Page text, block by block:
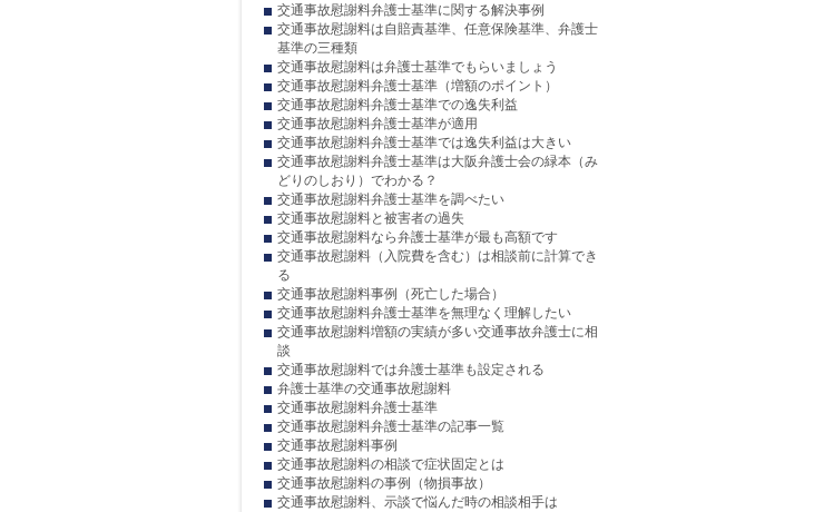
交通事故慰謝料弁護士基準に関する解決事例
交通事故慰謝料は自賠責基準、任意保険基準、弁護士
基準の三種類
交通事故慰謝料は弁護士基準でもらいましょう
交通事故慰謝料弁護士基準（増額のポイント）
交通事故慰謝料弁護士基準での逸失利益
交通事故慰謝料弁護士基準が適用
交通事故慰謝料弁護士基準では逸失利益は大きい
交通事故慰謝料弁護士基準は大阪弁護士会の緑本（み
どりのしおり）でわかる？
交通事故慰謝料弁護士基準を調べたい
交通事故慰謝料と被害者の過失
交通事故慰謝料なら弁護士基準が最も高額です
交通事故慰謝料（入院費を含む）は相談前に計算でき
る
交通事故慰謝料事例（死亡した場合）
交通事故慰謝料弁護士基準を無理なく理解したい
交通事故慰謝料増額の実績が多い交通事故弁護士に相
談
交通事故慰謝料では弁護士基準も設定される
弁護士基準の交通事故慰謝料
交通事故慰謝料弁護士基準
交通事故慰謝料弁護士基準の記事一覧
交通事故慰謝料事例
交通事故慰謝料の相談で症状固定とは
交通事故慰謝料の事例（物損事故）
交通事故慰謝料、示談で悩んだ時の相談相手は